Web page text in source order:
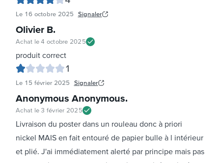
Le 16 octobre 2025 Signaler
Olivier B.
Achat le4 octobre 2025
produit correct
1
Le 15 février 2025 Signaler
Anonymous Anonymous.
Achat le 3 février 2025
Livraison du poster dans un rouleau donc à priori
nickel MAIS en fait entouré de papier bulle à l intérieur
et plié. J'ai immédiatement alerté par principe mais pas